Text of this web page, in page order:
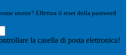
utente? Effettua il reset della password
la casella di posta elettronica!